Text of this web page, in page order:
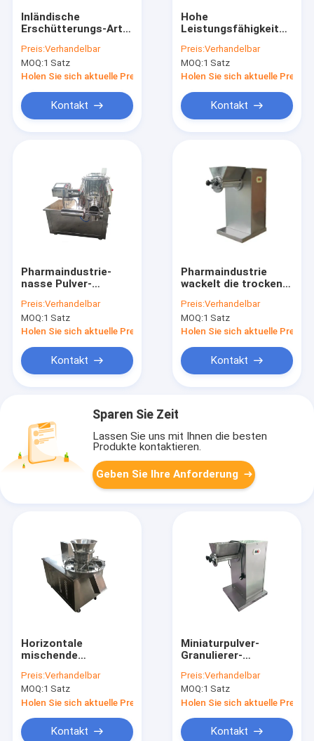
Inländische
Erschütterungs-Art
Maschine für
Nahrung- für
Haustierelanges
Preis:Verhandelbar
MOQ:1 Satz
Holen Sie sich aktuelle Preis
Kontakt
Hohe
Leistungsfähigkeits-
automatisches
Pulver-Granulierer-
Edelstahl-Material
Preis:Verhandelbar
MOQ:1 Satz
Holen Sie sich aktuelle Preis
Kontakt
Pharmaindustrie-
nasse Pulver-
Maschinen-hohes
Schermischen
Preis:Verhandelbar
MOQ:1 Satz
Holen Sie sich aktuelle Preis
Kontakt
Pharmaindustrie
wackelt die trockene
Maschine, die für
Tablet benutzt wird
Preis:Verhandelbar
MOQ:1 Satz
Holen Sie sich aktuelle Preis
Kontakt
Sparen Sie Zeit
Lassen Sie uns mit Ihnen die besten
Produkte kontaktieren.
Geben Sie Ihre Anforderung
Horizontale
mischende
hohen
Leistungsfähigkeit
der Edelstahl Pulver-
Granulierer-Maschine
Preis:Verhandelbar
MOQ:1 Satz
Holen Sie sich aktuelle Preis
Kontakt
Miniaturpulver-
Granulierer-
Granulations-
Ausrüstungs-niedrige
Energie-Schwingen
Preis:Verhandelbar
MOQ:1 Satz
Holen Sie sich aktuelle Preis
Kontakt